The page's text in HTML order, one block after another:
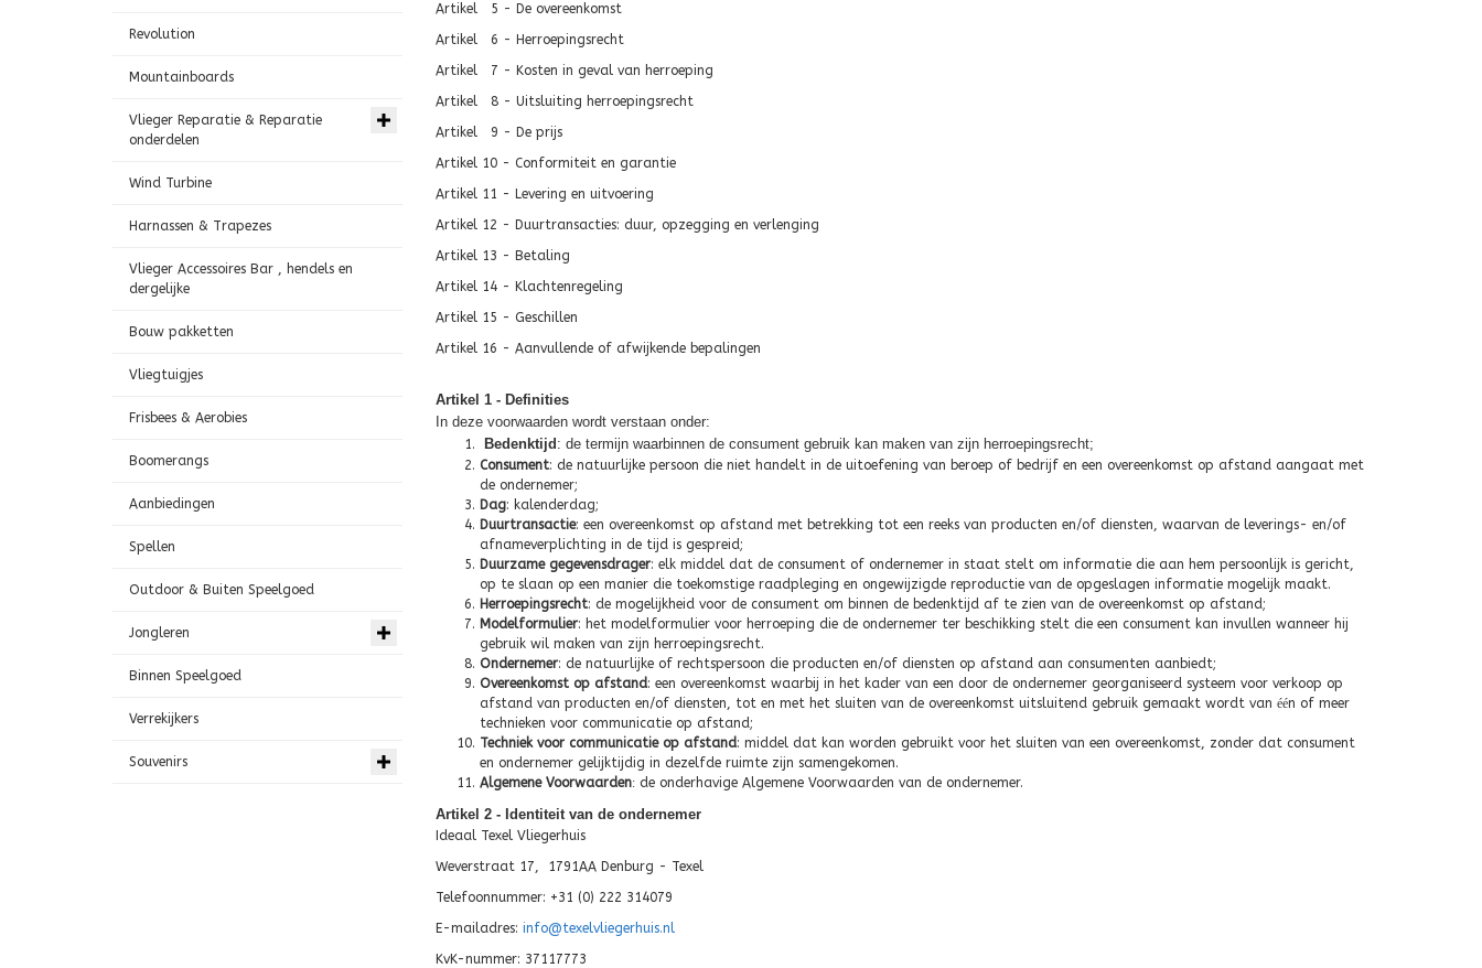
Artikel 5 - De overeenkomst
Artikel 6 - Herroepingsrecht
Artikel 7 - Kosten in geval van herroeping
Artikel 8 - Uitsluiting herroepingsrecht
Artikel 9 - De prijs
Artikel 10 - Conformiteit en garantie
Artikel 11 - Levering en uitvoering
Artikel 12 - Duurtransacties: duur, opzegging en verlenging
Artikel 13 - Betaling
Artikel 14 - Klachtenregeling
Artikel 15 - Geschillen
Artikel 16 - Aanvullende of afwijkende bepalingen
Artikel 1 - Definities
In deze voorwaarden wordt verstaan onder:
Bedenktijd : de termijn waarbinnen de consument gebruik kan maken van zijn herroepingsrecht;
Consument: de natuurlijke persoon die niet handelt in de uitoefening van beroep of bedrijf en een overeenkomst op afstand aangaat met
de ondernemer;
Dag: kalenderdag;
Duurtransactie: een overeenkomst op afstand met betrekking tot een reeks van producten en/of diensten, waarvan de leverings- en/of
afnameverplichting in de tijd is gespreid;
Duurzame gegevensdrager: elk middel dat de consument of ondernemer in staat stelt om informatie die aan hem persoonlijk is gericht,
op te slaan op een manier die toekomstige raadpleging en ongewijzigde reproductie van de opgeslagen informatie mogelijk maakt.
Herroepingsrecht: de mogelijkheid voor de consument om binnen de bedenktijd af te zien van de overeenkomst op afstand;
Modelformulier: het modelformulier voor herroeping die de ondernemer ter beschikking stelt die een consument kan invullen wanneer hij
gebruik wil maken van zijn herroepingsrecht.
Ondernemer: de natuurlijke of rechtspersoon die producten en/of diensten op afstand aan consumenten aanbiedt;
Overeenkomst op afstand: een overeenkomst waarbij in het kader van een door de ondernemer georganiseerd systeem voor verkoop op
afstand van producten en/of diensten, tot en met het sluiten van de overeenkomst uitsluitend gebruik gemaakt wordt van één of meer
technieken voor communicatie op afstand;
Techniek voor communicatie op afstand: middel dat kan worden gebruikt voor het sluiten van een overeenkomst, zonder dat consument
en ondernemer gelijktijdig in dezelfde ruimte zijn samengekomen.
Algemene Voorwaarden:de onderhavige Algemene Voorwaarden van de ondernemer.
Artikel 2 - Identiteit van de ondernemer
Ideaal Texel Vliegerhuis
Weverstraat 17, 1791AA Denburg - Texel
Telefoonnummer: +31 (0) 222 314079
E-mailadres: info@texelvliegerhuis.nl
KvK-nummer: 37117773
Revolution
Mountainboards
Vlieger Reparatie & Reparatie
onderdelen
Wind Turbine
Harnassen & Trapezes
Vlieger Accessoires Bar , hendels en
dergelijke
Bouw pakketten
Vliegtuigjes
Frisbees & Aerobies
Boomerangs
Aanbiedingen
Spellen
Outdoor & Buiten Speelgoed
Jongleren
Binnen Speelgoed
Verrekijkers
Souvenirs